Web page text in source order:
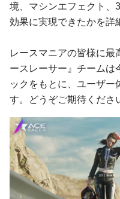
境、マシンエフェクト、
効果に実現できたかを詳
レースマニアの皆様に最
ースレーサー』チームは
ックをもとに、ユーザー
す。どうぞご期待くださ